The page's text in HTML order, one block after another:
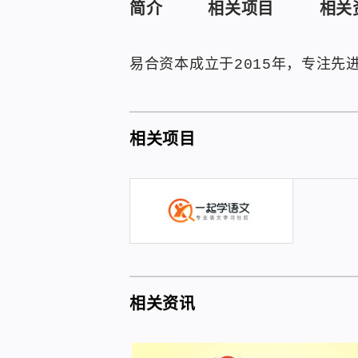
简介 相关项目 相关
易合资本成立于2015年，专注先
相关项目
相关资讯